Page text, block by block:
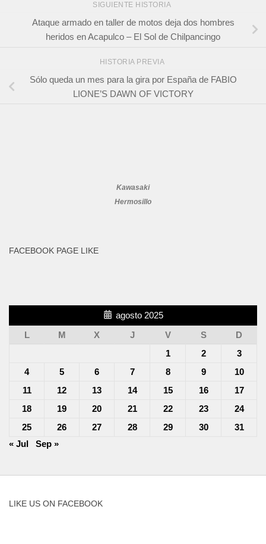
SIGUIENTE HISTORIA
Ataque armado en taller de motos deja dos hombres
heridos en Acapulco – El Sol de Chilpancingo
HISTORIA PREVIA
Sólo queda un mes para la gira por España de FABIO
LIONE’S DAWN OF VICTORY
Kawasaki
Hermosillo
FACEBOOK PAGE LIKE
agosto 2025
L
M X J V S
D
1
2
3
4
5 6 7 8 9
10
11
12 13 14 15 16
17
18
19 20 21 22 23
24
25
26 27 28 29 30
31
« Jul
Sep »
LIKE US ON FACEBOOK